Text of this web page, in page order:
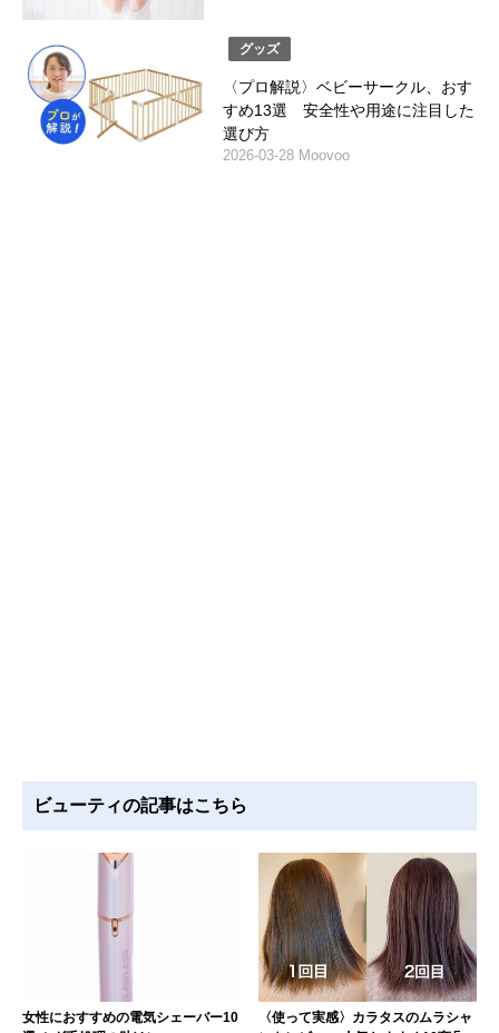
グッズ
〈プロ解説〉ベビーサークル、おす
すめ13選 安全性や用途に注目した
選び方
2026-03-28 Moovoo
ビューティの記事はこちら
女性におすすめの電気シェーバー10
〈使って実感〉カラタスのムラシャ